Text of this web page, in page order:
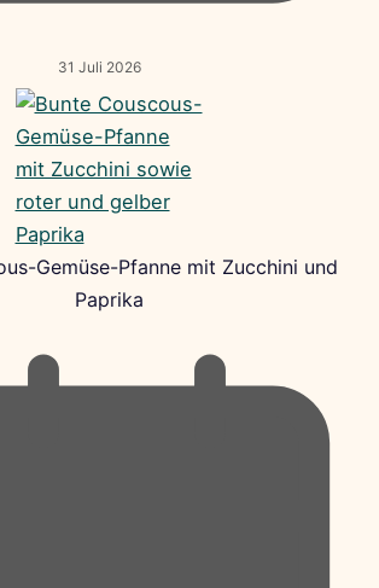
31 Juli 2026
Gemüse-Pfanne mit Zucchini und
Paprika